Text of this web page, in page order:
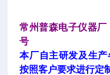
常州普森电子仪器
号
本厂自主研发及生
按照客户要求进行定